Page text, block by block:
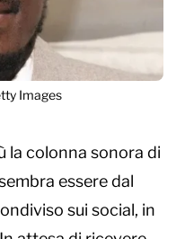
Images
la colonna sonora di
essere dal
sui social, in